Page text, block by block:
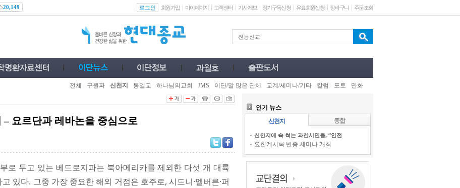
20,149 로그인 회원가입 마이페이지 고객센터 기사제보 정기구독신청 유료회원신청 장바구니 주문조회
전체 구원파 신천지 통일교 하나님의교회 JMS 이단/말 많은 단체 교계/세미나/기타 칼럼 포토 만화
요르단과 레바논을 중심으로
로 두고 있는 베드로지파는 북아메리카를 제외한 다섯 개 대륙
있다. 그중 가장 중요한 해외 거점은 호주로, 시드니·멜버른·퍼
인기 뉴스
신천지
종합
신천지에 속 썩는 과천시민들, “안전
요한계시록 반증 세미나 개최